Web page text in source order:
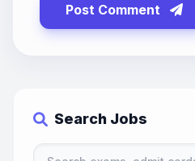
Post Comment
Search Jobs